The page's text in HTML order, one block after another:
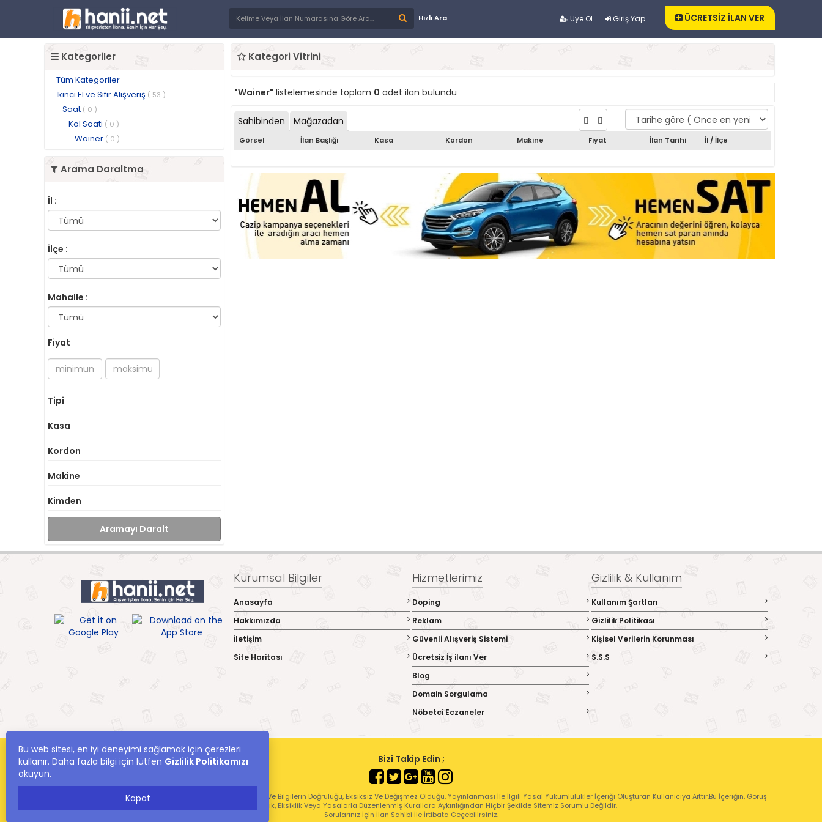
Üye Ol Giriş Yap
Hızlı Ara ÜCRETSİZ İLAN VER
Kategoriler
Tüm Kategoriler
İkinci El ve Sıfır Alışveriş ( 53 )
Saat ( 0 )
Kol Saati ( 0 )
Wainer ( 0 )
Arama Daraltma
İl :
İlçe :
Mahalle :
Fiyat
Tipi
Kasa
Kordon
Makine
Kimden
Aramayı Daralt
Kategori Vitrini
"Wainer" listelemesinde toplam 0 adet ilan bulundu
Sahibinden Mağazadan
Görsel İlan Başlığı Kasa Kordon Makine Fiyat İlan Tarihi İl / İlçe
Kurumsal Bilgiler
Anasayfa
Hakkımızda
İletişim
Site Haritası
Hizmetlerimiz
Doping
Reklam
Güvenli Alışveriş Sistemi
Ücretsiz İş ilanı Ver
Blog
Domain Sorgulama
Nöbetci Eczaneler
Gizlilik & Kullanım
Kullanım Şartları
Gizlilik Politikası
Kişisel Verilerin Korunması
S.S.S
Bizi Takip Edin ;
hanii.net Yer Alan Kullanıcıların Oluşturduğu Tüm İçerik, Görüş Ve Bilgilerin Doğruluğu, Eksiksiz Ve Değişmez Olduğu, Yayınlanması İle İlgili Yasal Yükümlülükler İçeriği Oluşturan Kullanıcıya Aittir.Bu İçeriğin, Görüş
Ve Bilgilerin Yanlışlık, Eksiklik Veya Yasalarla Düzenlenmiş Kurallara Aykırılığından Hiçbir Şekilde Sitemiz Sorumlu Değildir.
Sorularınız İçin İlan Sahibi İle İrtibata Geçebilirsiniz.
Bu web sitesi, en iyi deneyimi sağlamak için çerezleri
kullanır. Daha fazla bilgi için lütfen Gizlilik Politikamızı
okuyun.
Kapat